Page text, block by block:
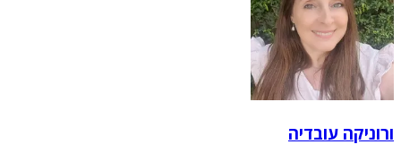
ורוניקה עובדיה